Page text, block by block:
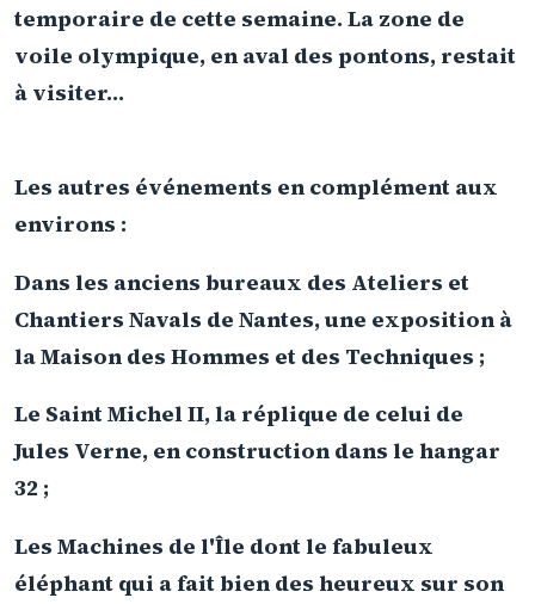
temporaire de cette semaine. La zone de
voile olympique, en aval des pontons, restait
à visiter...
Les autres événements en complément aux
environs :
Dans les anciens bureaux des Ateliers et
Chantiers Navals de Nantes, une exposition à
la Maison des Hommes et des Techniques ;
Le Saint Michel II, la réplique de celui de
Jules Verne, en construction dans le hangar
32 ;
Les Machines de l'Île dont le fabuleux
éléphant qui a fait bien des heureux sur son